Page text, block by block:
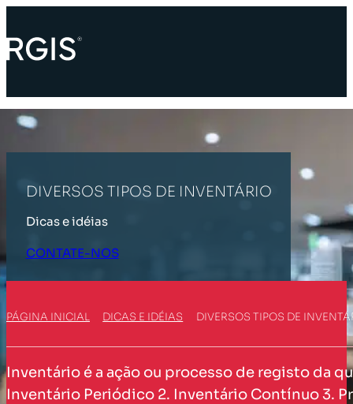
DIVERSOS TIPOS DE INVENTÁRIO
Dicas e idéias
CONTATE-NOS
PÁGINA INICIAL DICAS E IDÉIAS DIVERSOS TIPOS DE
Inventário é a ação ou processo de registo da
Inventário Periódico 2. Inventário Contínuo 3.